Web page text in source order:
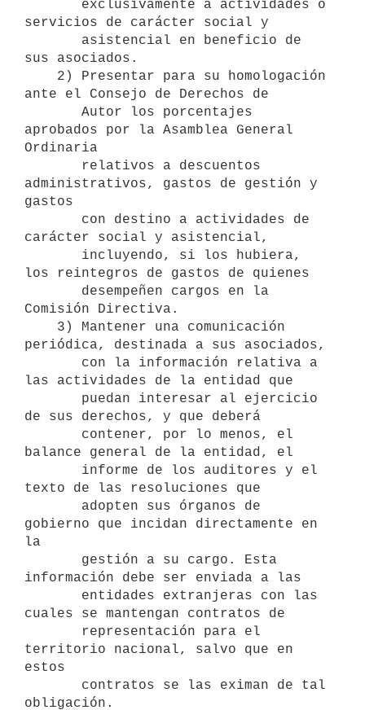
servicios de carácter social y
sus asociados.
ante el Consejo de Derechos de
aprobados por la Asamblea General
Ordinaria
administrativos, gastos de gestión y
gastos
carácter social y asistencial,
los reintegros de gastos de quienes
Comisión Directiva.
periódica, destinada a sus asociados,
las actividades de la entidad que
de sus derechos, y que deberá
balance general de la entidad, el
texto de las resoluciones que
gobierno que incidan directamente en
la
información debe ser enviada a las
cuales se mantengan contratos de
territorio nacional, salvo que en
estos
obligación.